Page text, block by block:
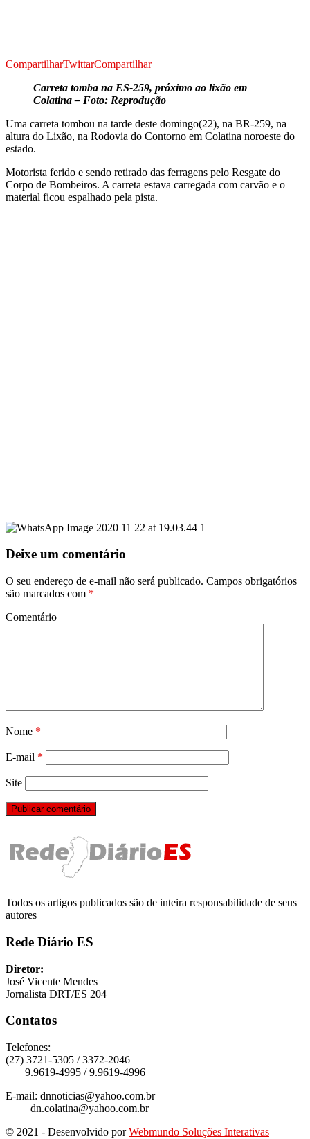
CompartilharTwittarCompartilhar
Carreta tomba na ES-259, próximo ao lixão em
Colatina – Foto: Reprodução
Uma carreta tombou na tarde deste domingo(22), na BR-259, na
altura do Lixão, na Rodovia do Contorno em Colatina noroeste do
estado.
Motorista ferido e sendo retirado das ferragens pelo Resgate do
Corpo de Bombeiros. A carreta estava carregada com carvão e o
material ficou espalhado pela pista.
Deixe um comentário
O seu endereço de e-mail não será publicado. Campos obrigatórios
são marcados com *
Comentário
Nome *
E-mail *
Site
Todos os artigos publicados são de inteira responsabilidade de seus
autores
Rede Diário ES
Diretor:
José Vicente Mendes
Jornalista DRT/ES 204
Contatos
Telefones:
(27) 3721-5305 / 3372-2046
9.9619-4995 / 9.9619-4996
E-mail: dnnoticias@yahoo.com.br
dn.colatina@yahoo.com.br
© 2021 - Desenvolvido porWebmundo Soluções Interativas